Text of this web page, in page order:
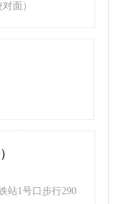
面）
站1号口步行290